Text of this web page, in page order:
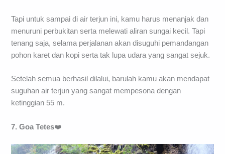
Tapi untuk sampai di air terjun ini, kamu harus menanjak dan
menuruni perbukitan serta melewati aliran sungai kecil. Tapi
tenang saja, selama perjalanan akan disuguhi pemandangan
pohon karet dan kopi serta tak lupa udara yang sangat sejuk.
Setelah semua berhasil dilalui, barulah kamu akan mendapat
suguhan air terjun yang sangat mempesona dengan
ketinggian 55 m.
7. Goa Tetes❤️